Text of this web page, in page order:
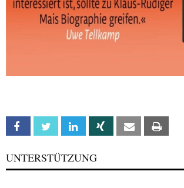
Facebook Twitter Linkedin Xing Email
UNTERSTÜTZUNG